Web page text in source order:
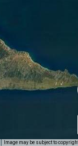
Image may be subject to